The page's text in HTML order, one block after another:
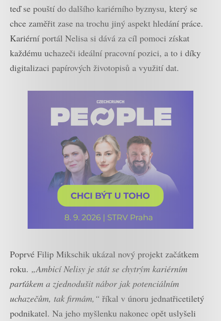
teď se pouští do dalšího kariérního byznysu, který se
chce zaměřit zase na trochu jiný aspekt hledání práce.
Kariérní portál Nelisa si dává za cíl pomoci získat
každému uchazeči ideální pracovní pozici, a to i díky
digitalizaci papírových životopisů a využití dat.
Poprvé Filip Mikschik ukázal nový projekt začátkem
roku. „Ambicí Nelisy je stát se chytrým kariérním
parťákem a zjednodušit nábor jak potenciálním
uchazečům, tak firmám,“ říkal v únoru jednatřicetiletý
podnikatel. Na jeho myšlenku nakonec opět uslyšeli